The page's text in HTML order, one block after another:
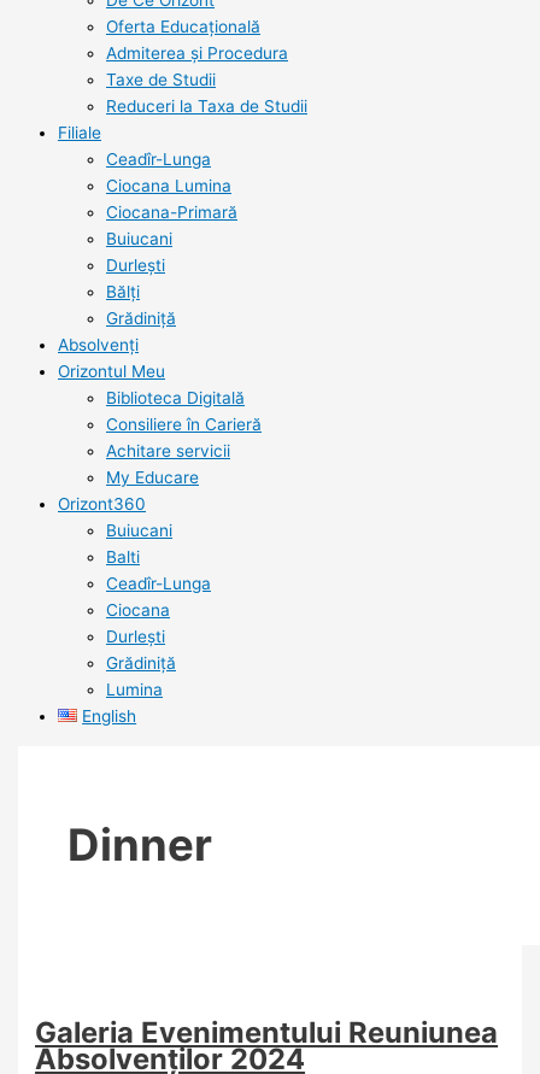
Oferta Educațională
Admiterea și Procedura
Taxe de Studii
Reduceri la Taxa de Studii
Filiale
Ceadîr-Lunga
Ciocana Lumina
Ciocana-Primară
Buiucani
Durlești
Bălți
Grădiniță
Absolvenți
Orizontul Meu
Biblioteca Digitală
Consiliere în Carieră
Achitare servicii
My Educare
Orizont360
Buiucani
Balti
Ceadîr-Lunga
Ciocana
Durlești
Grădiniță
Lumina
English
Dinner
Galeria Evenimentului Reuniunea
Absolvenților 2024